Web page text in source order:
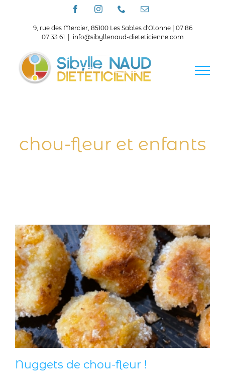
FacebookInstagramTéléphoneEmail
9, rue des Mercier, 85100 Les Sables d'Olonne | 07 86
07 33 61
info@sibyllenaud-dieteticienne.com
chou-fleur et enfants
Nuggets de chou-fleur !